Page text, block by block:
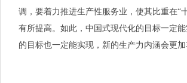
调，要着力推进生产性服务业，使其比重在“
有所提高。如此，中国式现代化的目标一定
的目标也一定能实现，新的生产力内涵会更加